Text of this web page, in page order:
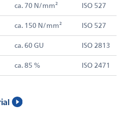
ca. 70 N/mm² ISO 527
ca. 150 N/mm² ISO 527
ca. 60 GU ISO 2813
ca. 85 % ISO 2471